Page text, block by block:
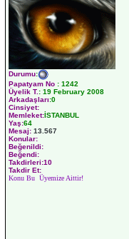
Durumu:
Papatyam No : 1242
Üyelik T.: 19 February 2008
Arkadaşları:0
Cinsiyet:
Memleket:İSTANBUL
Yaş:64
Mesaj: 13.567
Konular:
Beğenildi:
Beğendi:
Takdirleri:10
Takdir Et:
Konu Bu Üyemize Aittir!